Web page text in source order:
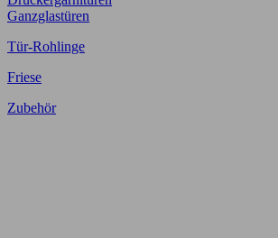
Ganzglastüren
Tür-Rohlinge
Friese
Zubehör